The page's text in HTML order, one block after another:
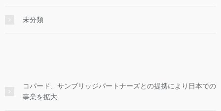
未分類
コパード、サンブリッジパートナーズとの提携により日本での
事業を拡大